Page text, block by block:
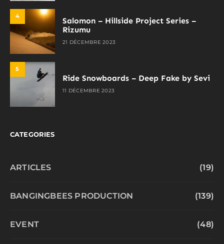
4
Salomon – Hillside Project Series –
Rizumu
21 DÉCEMBRE 2023
5
Ride Snowboards – Deep Fake by Sevi
11 DÉCEMBRE 2023
CATEGORIES
ARTICLES (19)
BANGINGBEES PRODUCTION (139)
EVENT (48)